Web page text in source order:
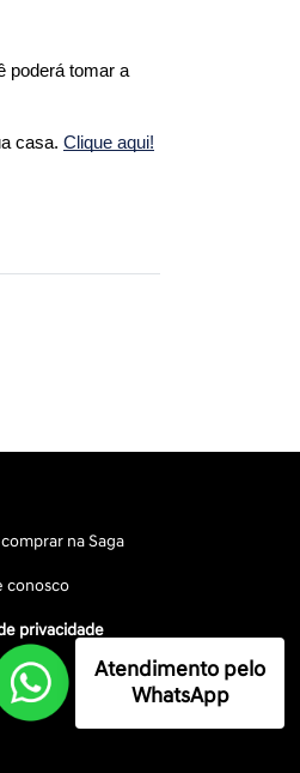
poderá tomar a
casa. Clique aqui!
na Saga
conosco
privacidade
Atendimento pelo
WhatsApp